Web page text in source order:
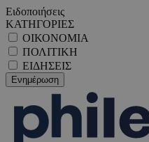
Ειδοποιήσεις
ΚΑΤΗΓΟΡΙΕΣ
ΟΙΚΟΝΟΜΙΑ
ΠΟΛΙΤΙΚΗ
ΕΙΔΗΣΕΙΣ